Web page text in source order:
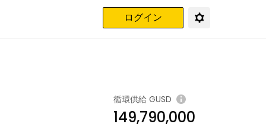
ログイン
循環供給 GUSD
149,790,000